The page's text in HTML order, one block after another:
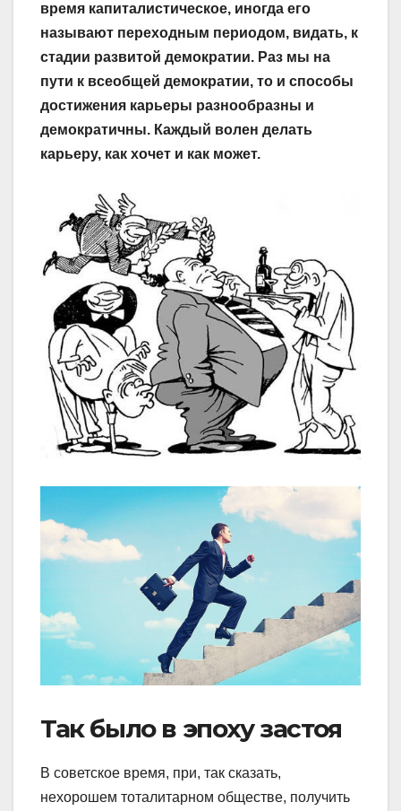
время капиталистическое, иногда его
называют переходным периодом, видать, к
стадии развитой демократии. Раз мы на
пути к всеобщей демократии, то и способы
достижения карьеры разнообразны и
демократичны. Каждый волен делать
карьеру, как хочет и как может.
Так было в эпоху застоя
В советское время, при, так сказать,
нехорошем тоталитарном обществе, получить